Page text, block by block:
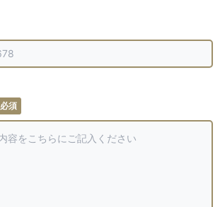
必須